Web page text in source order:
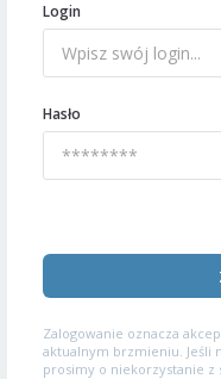
Login
Hasło
Zalogowanie oznacza
aktualnym brzmieniu. Jeśli
prosimy o niekorzystanie z